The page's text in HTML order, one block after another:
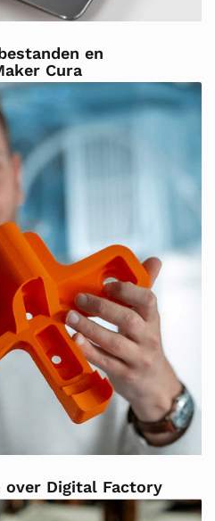
en
Cura
over Digital Factory